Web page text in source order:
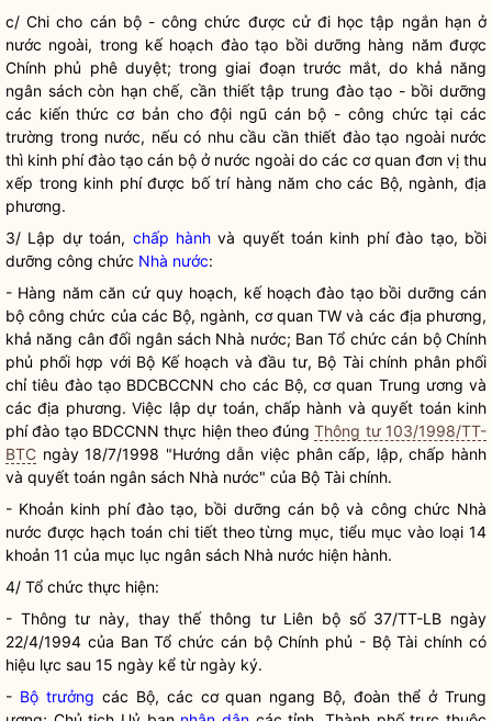
c/ Chi cho cán bộ - công chức được cử đi học tập ngắn hạn ở
nước ngoài, trong kế hoạch đào tạo bồi dưỡng hàng năm được
Chính phủ phê duyệt; trong giai đoạn trước mắt, do khả năng
ngân sách còn hạn chế, cần thiết tập trung đào tạo - bồi dưỡng
các kiến thức cơ bản cho đội ngũ cán bộ - công chức tại các
trường trong nước, nếu có nhu cầu cần thiết đào tạo ngoài nước
thì kinh phí đào tạo cán bộ ở nước ngoài do các cơ quan đơn vị thu
xếp trong kinh phí được bố trí hàng năm cho các Bộ, ngành, địa
phương.
3/ Lập dự toán, chấp hànhvà quyết toán kinh phí đào tạo, bồi
dưỡng công chức Nhà nước:
- Hàng năm căn cứ quy hoạch, kế hoạch đào tạo bồi dưỡng cán
bộ công chức của các Bộ, ngành, cơ quan TW và các địa phương,
khả năng cân đối ngân sách Nhà nước; Ban Tổ chức cán bộ Chính
phủ phối hợp với Bộ Kế hoạch và đầu tư, Bộ Tài chính phân phối
chỉ tiêu đào tạo BDCBCCNN cho các Bộ, cơ quan Trung ương và
các địa phương. Việc lập dự toán, chấp hành và quyết toán kinh
phí đào tạo BDCCNN thực hiện theo đúngThông tư 103/1998/TT-
BTC ngày 18/7/1998 "Hướng dẫn việc phân cấp, lập,chấp hành
và quyết toán ngân sách Nhà nước" của Bộ Tài chính.
- Khoản kinh phí đào tạo, bồi dưỡng cán bộ và công chức Nhà
nước được hạch toán chi tiết theo từng mục, tiểu mục vào loại 14
khoản 11 của mục lục ngân sách Nhà nước hiện hành.
4/ Tổ chức thực hiện:
- Thông tư này, thay thế thông tư Liên bộ số 37/TT-LB ngày
22/4/1994 của Ban Tổ chức cán bộ Chính phủ - Bộ Tài chính có
hiệu lực sau 15 ngày kể từ ngày ký.
- Bộ trưởng các Bộ, các cơ quan ngang Bộ, đoàn thể ở Trung